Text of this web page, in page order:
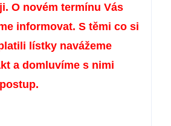
přístupové body
O novém termínu Vás
informovat. S těmi co si
lístky navážeme
a domluvíme s nimi